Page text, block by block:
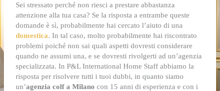
Sei stressato perché non riesci a prestare abbastanza
attenzione alla tua casa? Se la risposta a entrambe queste
domande è sì, probabilmente hai cercato l’aiuto di una
domestica. In tal caso, molto probabilmente hai riscontrato
problemi poiché non sai quali aspetti dovresti considerare
quando ne assumi una, e se dovresti rivolgerti ad un’agenzia
specializzata. In P&L International Home Staff abbiamo la
risposta per risolvere tutti i tuoi dubbi, in quanto siamo
un’agenzia colf a Milano con 15 anni di esperienza e con i